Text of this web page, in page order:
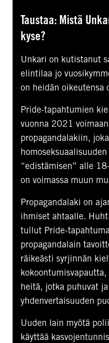
Taustaa: Mistä
kyse?
Unkari on kutistanut
elintilaa jo
on heidän oikeutensa
Pride-tapahtumien
vuonna 2021
propagandalakiin,
“edistämisen” alle
on voimassa muun
Propagandalaki on
ihmiset ahtaalle.
tullut Pride-
propagandalain
räikeästi syrjinnän
heitä, jotka puhuvat
yhdenvertaisuuden
Uuden lain myötä
käyttää